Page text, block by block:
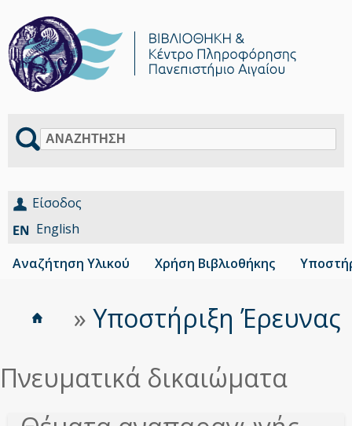
Αναζήτηση
Είσοδος
English
Αναζήτηση Υλικού
Χρήση Βιβλιοθήκης
Breadcrumbs
Είστε
» Υποστήριξη Έρευνας
Πνευματικά δικαιώματα